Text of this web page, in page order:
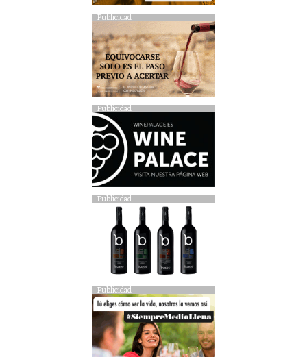
Publicidad
Publicidad
Publicidad
Publicidad